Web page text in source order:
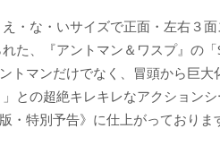
・な・いサイズで正面・左右３
た、『アントマン＆ワスプ』の
トマンだけでなく、冒頭から巨
との超絶キレキレなアクション
・特別予告》に仕上がっておりま